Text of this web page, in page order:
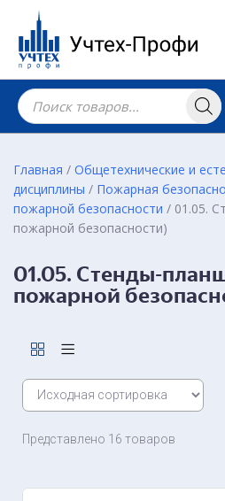
Главная / Общетехнические и
дисциплины / Пожарная
пожарной безопасности / 01.05.
пожарной безопасности)
01.05. Стенды-
пожарной
Представлено 16 товаров